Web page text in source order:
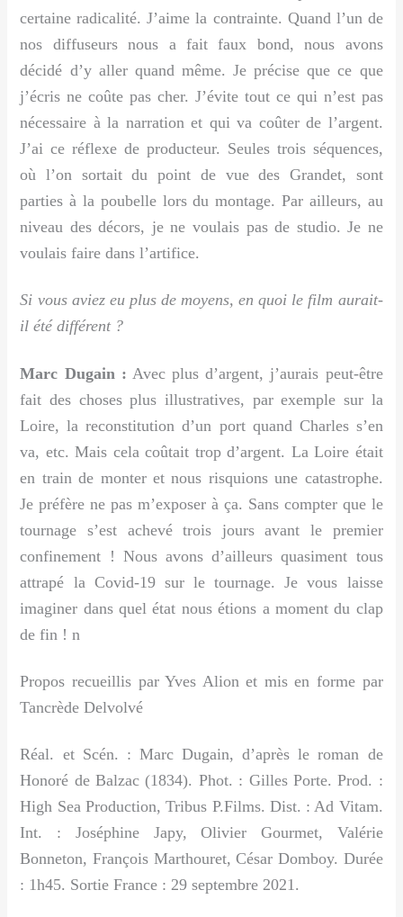
certaine radicalité. J’aime la contrainte. Quand l’un de
nos diffuseurs nous a fait faux bond, nous avons
décidé d’y aller quand même. Je précise que ce que
j’écris ne coûte pas cher. J’évite tout ce qui n’est pas
nécessaire à la narration et qui va coûter de l’argent.
J’ai ce réflexe de producteur. Seules trois séquences,
où l’on sortait du point de vue des Grandet, sont
parties à la poubelle lors du montage. Par ailleurs, au
niveau des décors, je ne voulais pas de studio. Je ne
voulais faire dans l’artifice.
Si vous aviez eu plus de moyens, en quoi le film aurait-
il été différent ?
Marc Dugain : Avec plus d’argent, j’aurais peut-être
fait des choses plus illustratives, par exemple sur la
Loire, la reconstitution d’un port quand Charles s’en
va, etc. Mais cela coûtait trop d’argent. La Loire était
en train de monter et nous risquions une catastrophe.
Je préfère ne pas m’exposer à ça. Sans compter que le
tournage s’est achevé trois jours avant le premier
confinement ! Nous avons d’ailleurs quasiment tous
attrapé la Covid-19 sur le tournage. Je vous laisse
imaginer dans quel état nous étions a moment du clap
de fin !n
Propos recueillis par Yves Alion et mis en forme par
Tancrède Delvolvé
Réal. et Scén. : Marc Dugain, d’après le roman de
Honoré de Balzac (1834). Phot. : Gilles Porte. Prod. :
High Sea Production, Tribus P.Films. Dist. : Ad Vitam.
Int. : Joséphine Japy, Olivier Gourmet, Valérie
Bonneton, François Marthouret, César Domboy. Durée
: 1h45. Sortie France : 29 septembre 2021.